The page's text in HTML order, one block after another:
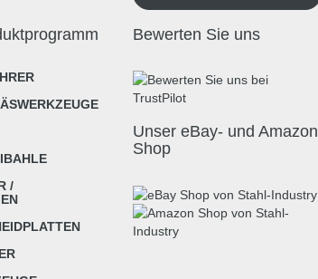
/
Bewerten Sie uns
Unser eBay- und Amazon
Shop